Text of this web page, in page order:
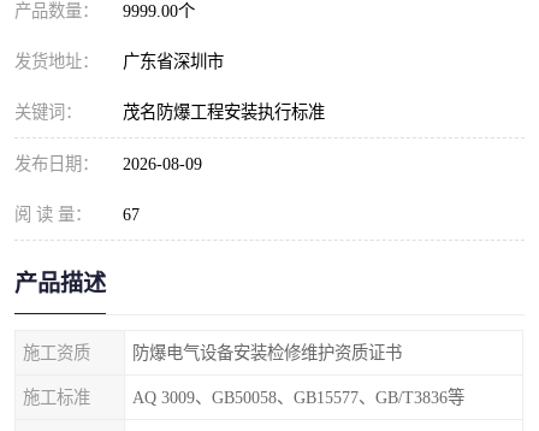
产品数量： 9999.00个
发货地址： 广东省深圳市
关键词： 茂名防爆工程安装执行标准
发布日期： 2026-08-09
阅 读 量： 67
产品描述
施工资质 防爆电气设备安装检修维护资质证书
施工标准 AQ 3009、GB50058、GB15577、GB/T3836等